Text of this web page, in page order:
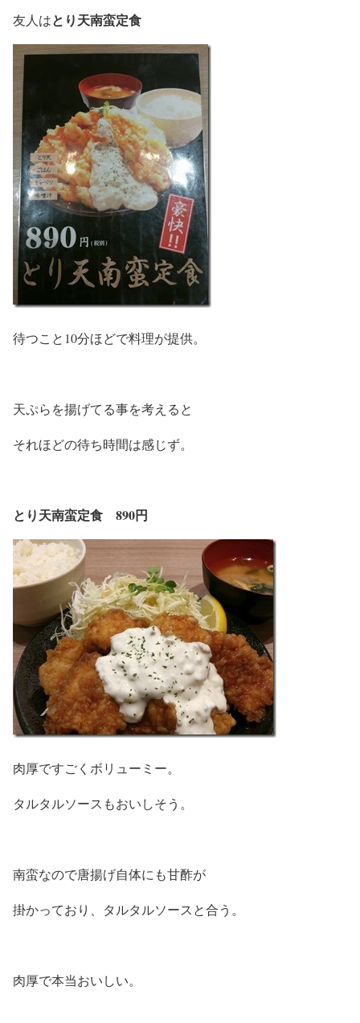
友人はとり天南蛮定食
待つこと10分ほどで料理が提供。
天ぷらを揚げてる事を考えると
それほどの待ち時間は感じず。
とり天南蛮定食 890円
肉厚ですごくボリューミー。
タルタルソースもおいしそう。
南蛮なので唐揚げ自体にも甘酢が
掛かっており、タルタルソースと合う。
肉厚で本当おいしい。